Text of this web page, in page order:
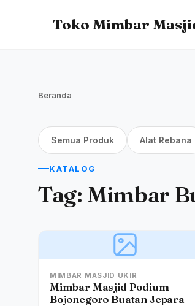
Toko Mimbar
Beranda
Semua Produk Alat Rebana
KATALOG
Tag: Mimbar
MIMBAR MASJID UKIR
Mimbar Masjid Podium
Bojonegoro Buatan Jepara